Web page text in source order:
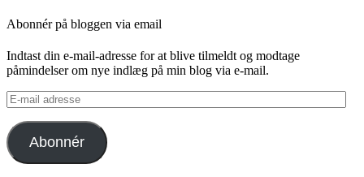
Abonnér på bloggen via email
Indtast din e-mail-adresse for at blive tilmeldt og modtage
påmindelser om nye indlæg på min blog via e-mail.
E-
mail
adresse
Abonnér